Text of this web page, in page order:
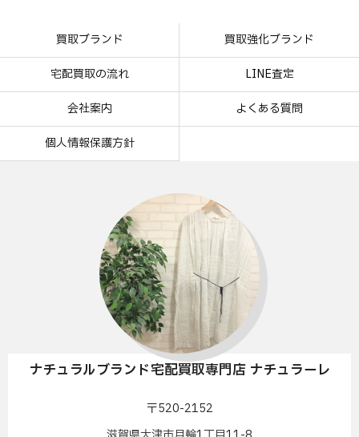
買取ブランド 買取強化ブランド
宅配買取の流れ LINE査定
会社案内 よくある質問
個人情報保護方針
ナチュラルブランド宅配買取専門店 ナチュラーレ
〒520-2152